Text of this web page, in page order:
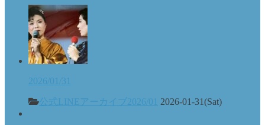
2026/01/31
公式LINEアーカイブ2026/01 2026-01-31(Sat)